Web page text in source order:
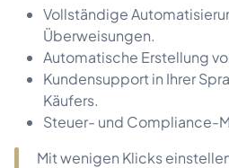
Vollständige
Überweisungen.
Automatische Erstellung
Kundensupport in Ihrer
Käufers.
Steuer- und Compliance-
Mit wenigen Klicks